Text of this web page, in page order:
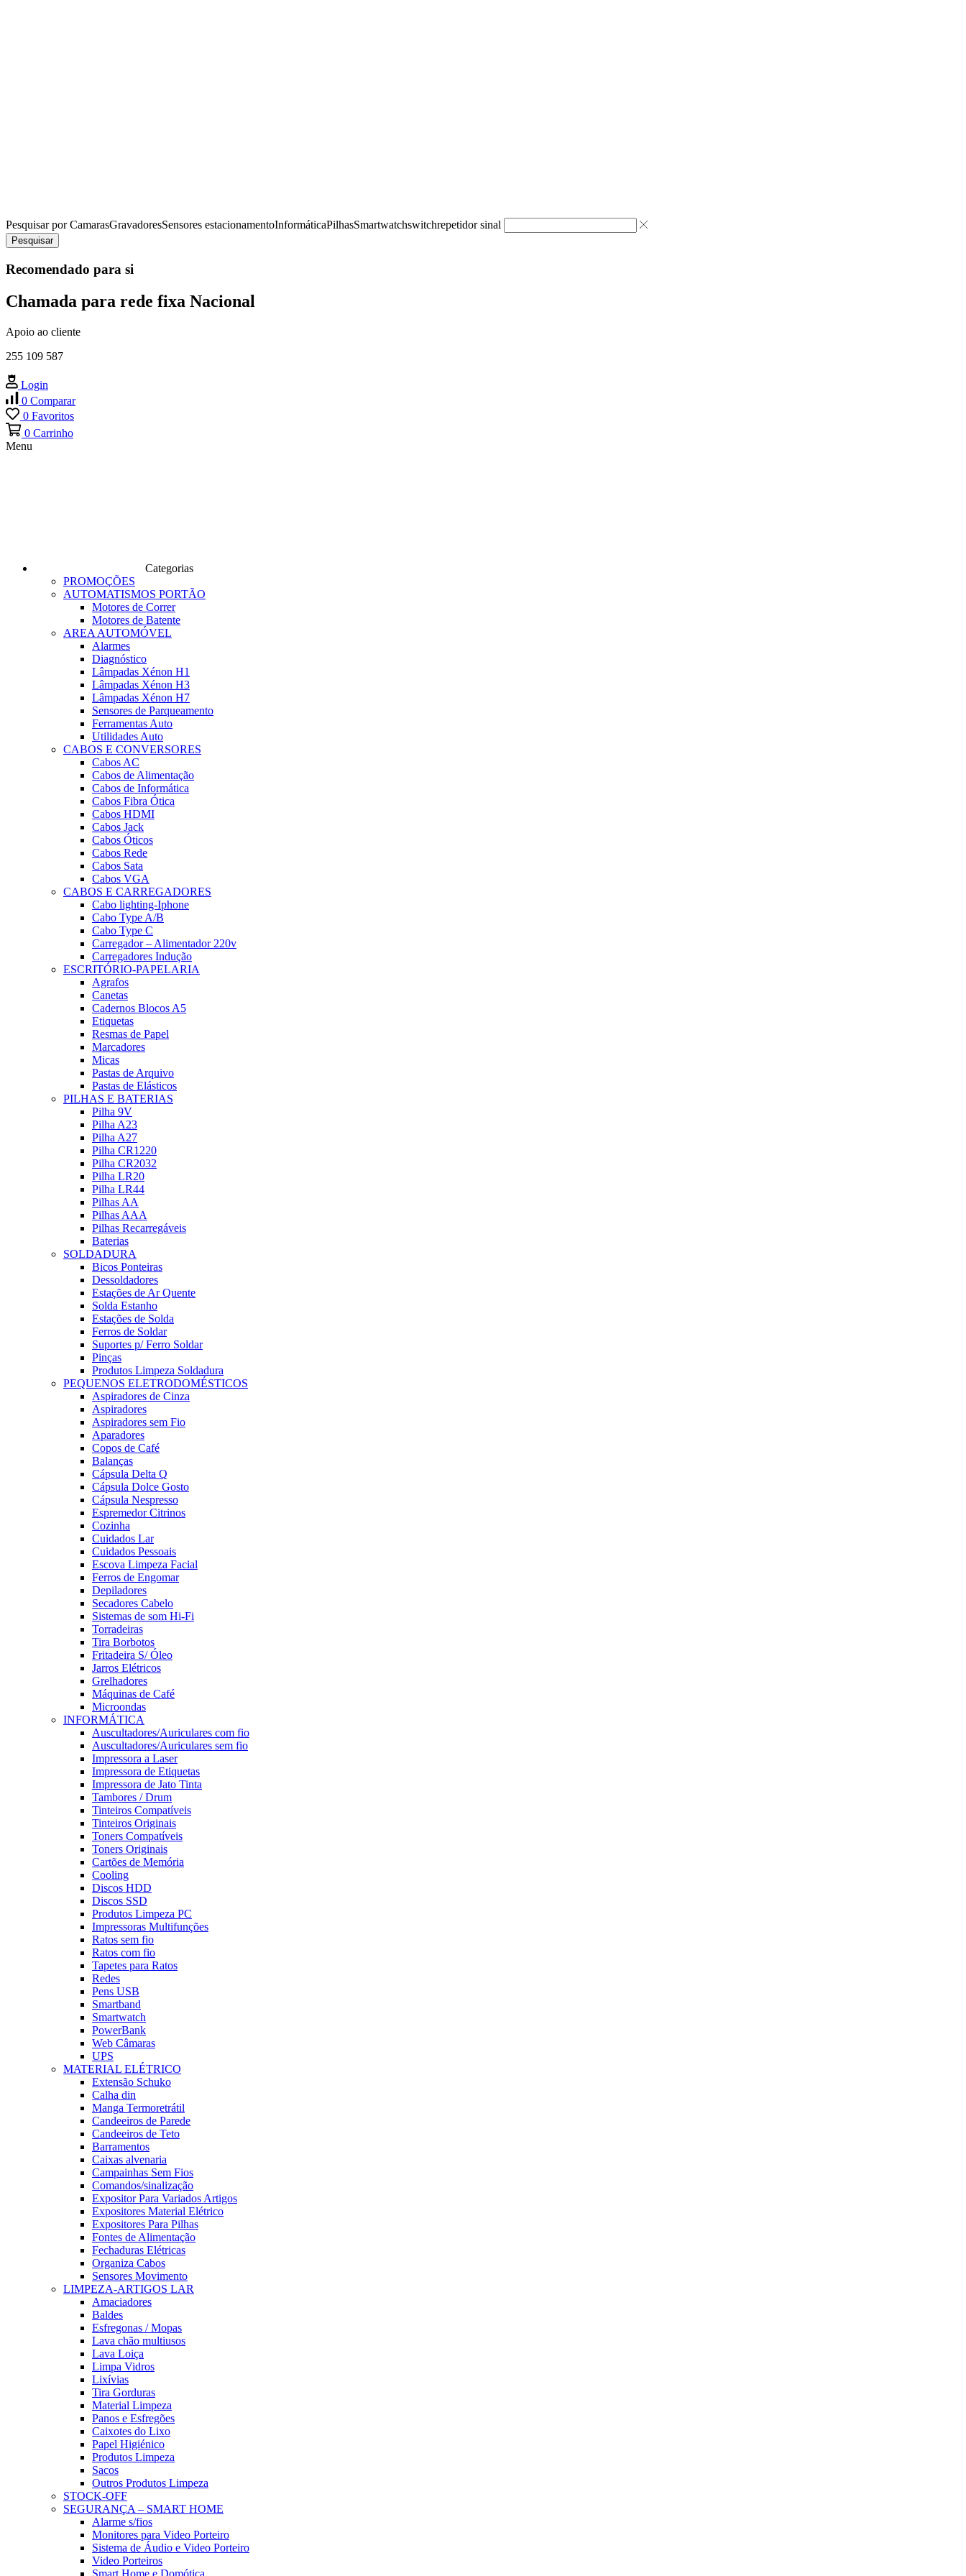
Pesquisar porCamarasGravadoresSensores estacionamentoInformáticaPilhasSmartwatchswitchrepetidor sinal
Pesquisar
Recomendado para si
Chamada para rede fixa Nacional
Apoio ao cliente
255 109 587
Login
0 Comparar
0 Favoritos
0 Carrinho
Menu
Categorias
PROMOÇÕES
AUTOMATISMOS PORTÃO
Motores de Correr
Motores de Batente
AREA AUTOMÓVEL
Alarmes
Diagnóstico
Lâmpadas Xénon H1
Lâmpadas Xénon H3
Lâmpadas Xénon H7
Sensores de Parqueamento
Ferramentas Auto
Utilidades Auto
CABOS E CONVERSORES
Cabos AC
Cabos de Alimentação
Cabos de Informática
Cabos Fibra Ótica
Cabos HDMI
Cabos Jack
Cabos Óticos
Cabos Rede
Cabos Sata
Cabos VGA
CABOS E CARREGADORES
Cabo lighting-Iphone
Cabo Type A/B
Cabo Type C
Carregador – Alimentador 220v
Carregadores Indução
ESCRITÓRIO-PAPELARIA
Agrafos
Canetas
Cadernos Blocos A5
Etiquetas
Resmas de Papel
Marcadores
Micas
Pastas de Arquivo
Pastas de Elásticos
PILHAS E BATERIAS
Pilha 9V
Pilha A23
Pilha A27
Pilha CR1220
Pilha CR2032
Pilha LR20
Pilha LR44
Pilhas AA
Pilhas AAA
Pilhas Recarregáveis
Baterias
SOLDADURA
Bicos Ponteiras
Dessoldadores
Estações de Ar Quente
Solda Estanho
Estações de Solda
Ferros de Soldar
Suportes p/ Ferro Soldar
Pinças
Produtos Limpeza Soldadura
PEQUENOS ELETRODOMÉSTICOS
Aspiradores de Cinza
Aspiradores
Aspiradores sem Fio
Aparadores
Copos de Café
Balanças
Cápsula Delta Q
Cápsula Dolce Gosto
Cápsula Nespresso
Espremedor Citrinos
Cozinha
Cuidados Lar
Cuidados Pessoais
Escova Limpeza Facial
Ferros de Engomar
Depiladores
Secadores Cabelo
Sistemas de som Hi-Fi
Torradeiras
Tira Borbotos
Fritadeira S/ Óleo
Jarros Elétricos
Grelhadores
Máquinas de Café
Microondas
INFORMÁTICA
Auscultadores/Auriculares com fio
Auscultadores/Auriculares sem fio
Impressora a Laser
Impressora de Etiquetas
Impressora de Jato Tinta
Tambores / Drum
Tinteiros Compatíveis
Tinteiros Originais
Toners Compatíveis
Toners Originais
Cartões de Memória
Cooling
Discos HDD
Discos SSD
Produtos Limpeza PC
Impressoras Multifunções
Ratos sem fio
Ratos com fio
Tapetes para Ratos
Redes
Pens USB
Smartband
Smartwatch
PowerBank
Web Câmaras
UPS
MATERIAL ELÉTRICO
Extensão Schuko
Calha din
Manga Termoretrátil
Candeeiros de Parede
Candeeiros de Teto
Barramentos
Caixas alvenaria
Campainhas Sem Fios
Comandos/sinalização
Expositor Para Variados Artigos
Expositores Material Elétrico
Expositores Para Pilhas
Fontes de Alimentação
Fechaduras Elétricas
Organiza Cabos
Sensores Movimento
LIMPEZA-ARTIGOS LAR
Amaciadores
Baldes
Esfregonas / Mopas
Lava chão multiusos
Lava Loiça
Limpa Vidros
Lixívias
Tira Gorduras
Material Limpeza
Panos e Esfregões
Caixotes do Lixo
Papel Higiénico
Produtos Limpeza
Sacos
Outros Produtos Limpeza
STOCK-OFF
SEGURANÇA – SMART HOME
Alarme s/fios
Monitores para Video Porteiro
Sistema de Áudio e Video Porteiro
Video Porteiros
Smart Home e Domótica